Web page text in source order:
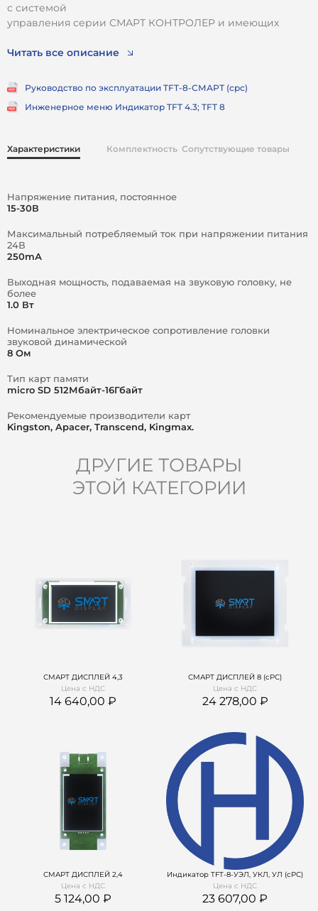
с системой
управления серии СМАРТ КОНТРОЛЕР и имеющих
Устройство выводит информацию о номере этажа,
музыку во время движения.
Читать все описание
Руководство по эксплуатации TFT-8-СМАРТ (срс)
Инженерное меню Индикатор TFT 4.3; TFT 8
Характеристики Комплектность Сопутствующие товары
Напряжение питания, постоянное
15-30В
Максимальный потребляемый ток при напряжении питания
24В
250mА
Выходная мощность, подаваемая на звуковую головку, не
более
1.0 Вт
Номинальное электрическое сопротивление головки
звуковой динамической
8 Ом
Тип карт памяти
micro SD 512Мбайт-16Гбайт
Рекомендуемые производители карт
Kingston, Apacer, Transcend, Kingmax.
ДРУГИЕ ТОВАРЫ
ЭТОЙ КАТЕГОРИИ
СМАРТ ДИСПЛЕЙ 4,3
Цена с НДС
14 640,00
СМАРТ ДИСПЛЕЙ 8 (сРС)
Цена с НДС
24 278,00
СМАРТ ДИСПЛЕЙ 2,4
Цена с НДС
5 124,00
Индикатор TFT-8-УЭЛ, УКЛ, УЛ (сРС)
Цена с НДС
23 607,00